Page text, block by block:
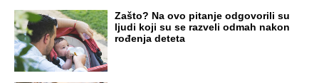
NA VREME SVE
Ovo su neradni dani početkom 2026.
godine: Organizujte sebi mini odmor od
čak četiri slobodna dana